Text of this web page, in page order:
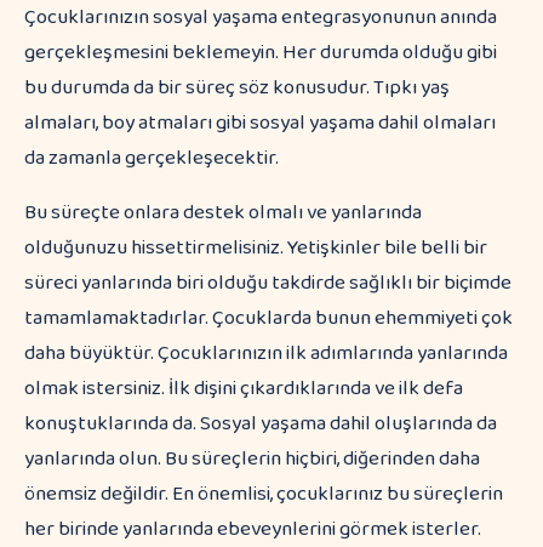
Çocuklarınızın sosyal yaşama entegrasyonunun anında
gerçekleşmesini beklemeyin. Her durumda olduğu gibi
bu durumda da bir süreç söz konusudur. Tıpkı yaş
almaları, boy atmaları gibi sosyal yaşama dahil olmaları
da zamanla gerçekleşecektir.
Bu süreçte onlara destek olmalı ve yanlarında
olduğunuzu hissettirmelisiniz. Yetişkinler bile belli bir
süreci yanlarında biri olduğu takdirde sağlıklı bir biçimde
tamamlamaktadırlar. Çocuklarda bunun ehemmiyeti çok
daha büyüktür. Çocuklarınızın ilk adımlarında yanlarında
olmak istersiniz. İlk dişini çıkardıklarında ve ilk defa
konuştuklarında da. Sosyal yaşama dahil oluşlarında da
yanlarında olun. Bu süreçlerin hiçbiri, diğerinden daha
önemsiz değildir. En önemlisi, çocuklarınız bu süreçlerin
her birinde yanlarında ebeveynlerini görmek isterler.